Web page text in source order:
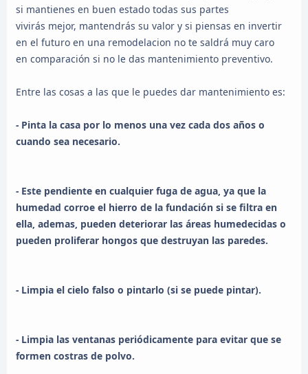
si mantienes en buen estado todas sus partes
vivirás mejor, mantendrás su valor y si piensas en invertir
en el futuro en una remodelacion no te saldrá muy caro
en comparación si no le das mantenimiento preventivo.
Entre las cosas a las que le puedes dar mantenimiento es:
- Pinta la casa por lo menos una vez cada dos años o
cuando sea necesario.
- Este pendiente en cualquier fuga de agua, ya que la
humedad corroe el hierro de la fundación si se filtra en
ella, ademas, pueden deteriorar las áreas humedecidas o
pueden proliferar hongos que destruyan las paredes.
- Limpia el cielo falso o pintarlo (si se puede pintar).
- Limpia las ventanas periódicamente para evitar que se
formen costras de polvo.